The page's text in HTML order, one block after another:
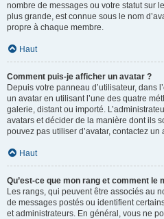
nombre de messages ou votre statut sur
plus grande, est connue sous le nom
propre à chaque membre.
Haut
Comment puis-je afficher un avatar ?
Depuis votre panneau d’utilisateur, dans
un avatar en utilisant l’une des quatre
galerie, distant ou importé.
avatars et décider de la manière dont ils
pouvez pas utiliser d’avatar, contactez
Haut
Qu’est-ce que mon rang et comment le
Les rangs, qui peuvent être associés au
de messages postés ou identifient
et administrateurs. En général, vous ne